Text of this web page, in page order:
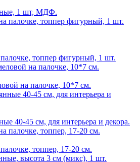
1 шт, МДФ.
топпер фигурный, 1 шт.
на палочке, 10*7 см.
40-45 см, для интерьера и декора.
топпер, 17-20 см.